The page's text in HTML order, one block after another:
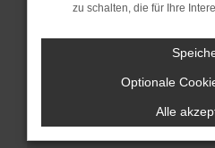
unterstützt werden.
Wende dich an den
Wenn du alle oben
hast, kontaktiere uns
versuchen, das Problem
uns diesen Text
zu schalten, die für Ihre
Optionale
Alle